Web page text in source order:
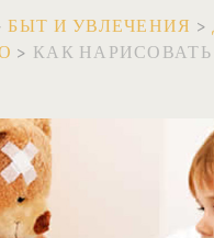
БЫТ И УВЛЕЧЕНИЯ >
> КАК